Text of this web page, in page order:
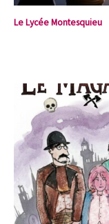
Le Lycée Montesquieu